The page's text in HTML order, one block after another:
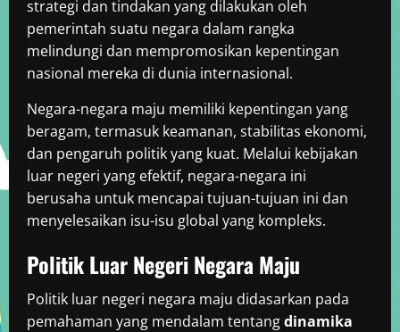
strategi dan tindakan yang dilakukan oleh
pemerintah suatu negara dalam rangka
melindungi dan mempromosikan kepentingan
nasional mereka di dunia internasional.
Negara-negara maju memiliki kepentingan yang
beragam, termasuk keamanan, stabilitas ekonomi,
dan pengaruh politik yang kuat. Melalui kebijakan
luar negeri yang efektif, negara-negara ini
berusaha untuk mencapai tujuan-tujuan ini dan
menyelesaikan isu-isu global yang kompleks.
Politik Luar Negeri Negara Maju
Politik luar negeri negara maju didasarkan pada
pemahaman yang mendalam tentangdinamika